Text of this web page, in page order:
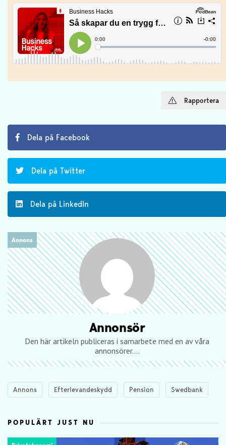
Dela på Facebook
Dela på Twitter
Dela på LinkedIn
Annons
Annonsör
Den här artikeln publiceras i samarbete med en av våra
annonsörer....
Annons Efterlevandeskydd Pension Swedbank
Rapportera
POPULÄRT JUST NU